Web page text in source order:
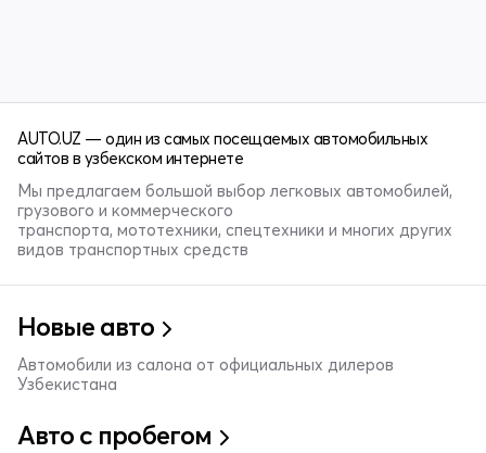
AUTO.UZ — один из самых посещаемых автомобильных
сайтов в узбекском интернете
Мы предлагаем большой выбор легковых автомобилей,
грузового и коммерческого
транспорта, мототехники, спецтехники и многих других
видов транспортных средств
Новые авто
Автомобили из салона от официальных дилеров
Узбекистана
Авто с пробегом